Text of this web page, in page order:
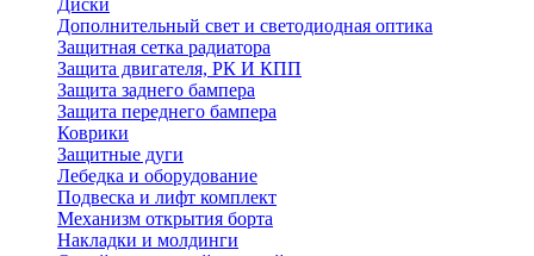
Диски
Дополнительный свет и светодиодная оптика
Защитная сетка радиатора
Защита двигателя, РК И КПП
Защита заднего бампера
Защита переднего бампера
Коврики
Защитные дуги
Лебедка и оборудование
Подвеска и лифт комплект
Механизм открытия борта
Накладки и молдинги